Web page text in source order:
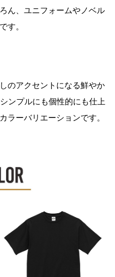
ん、ユニフォームやノベル
す。
のアクセントになる鮮やか
ンプルにも個性的にも仕上
ラーバリエーションです。